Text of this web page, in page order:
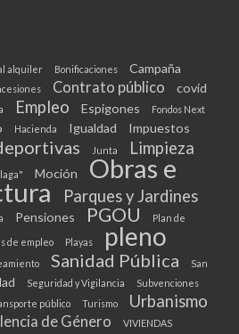
alquiler Bonificaciones Campaña
Contrato público covid
Empleo Espigones
Fondos Next
Hacienda Igualdad Impuestos
Junta Limpieza
Moción Obras e
Parques y Jardines
Pensiones PGOU Plan de
de empleo Playas pleno
Sanidad Pública
San
Seguridad y Vigilancia Subvenciones
público Turismo Urbanismo
de Género VIVIENDAS